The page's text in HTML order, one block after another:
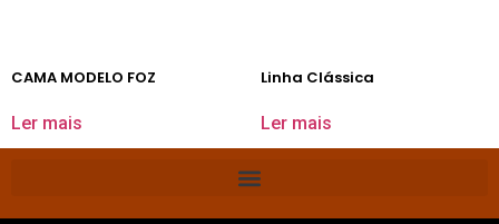
CAMA MODELO FOZ
Ler mais
Linha Clássica
Ler mais